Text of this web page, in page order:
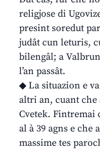
religjose di
presint soredut
judât cun leturis,
bilengâl; a
l’an passât.
◆ La situazion e
altri an, cuant che
Cvetek. Fintremai
al à 39 agns e che
massime tes